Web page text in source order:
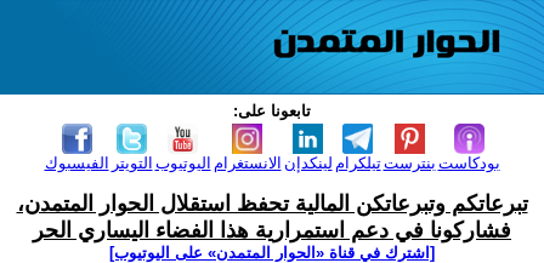
تابعونا على:
الفيسبوك التويتر اليوتيوب الانستغرام لينكدإن تيلكرامبنترست بودكاست
تبرعاتكم وتبرعاتكن المالية تحفظ استقلال الحوار المتمدن،
فشاركونا في دعم استمرارية هذا الفضاء اليساري الحر
[اشترك في قناة ‫«الحوار المتمدن» على اليوتيوب]